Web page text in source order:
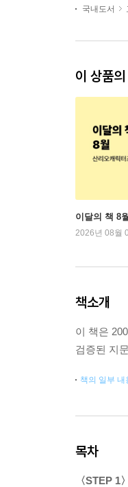
국내도서
이 상품
이달의 책 8
2026년 08월
책소개
이 책은
검증된 지
책의 일부
목차
〈STEP 1